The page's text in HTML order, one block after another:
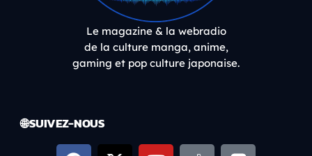
Le magazine & la webradio
de la culture manga, anime,
gaming et pop culture japonaise.
🌐 SUIVEZ-NOUS